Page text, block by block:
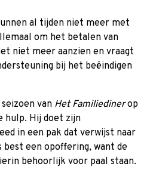
al tijden niet meer met
om het betalen van
niet meer aanzien en vraagt
bij het beëindigen
van Het Familiedinerop
hulp. Hij doet zijn
in een pak dat verwijst naar
best een opoffering, want de
behoorlijk voor paal staan.